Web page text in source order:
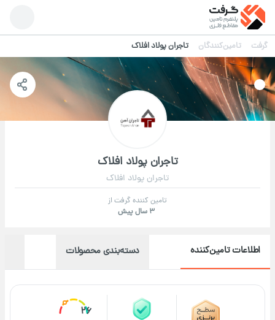
گرفت تامین‌کنندگان تاجران پولاد افلاک
تاجران پولاد افلاک
تاجران پولاد افلاک
تامین کننده گرفت از
3 سال پیش
اطلاعات تامین‌کننده دسته‌بندی محصولات
26